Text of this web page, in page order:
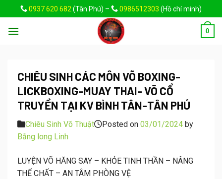
to
content
0937 620 682 (Tân Phú) – 0986512303 (Hồ chí minh)
0
CHIÊU SINH CÁC MÔN VÕ BOXING-
LICKBOXING-MUAY THAI- VÕ CỔ
TRUYỀN TẠI KV BÌNH TÂN-TÂN PHÚ
Chiêu Sinh Võ Thuật Posted on 03/01/2024 by
Bằng long Linh
LUYỆN VÕ HĂNG SAY – KHỎE TINH THẦN – NÂNG
THỂ CHẤT – AN TÂM PHÒNG VỆ